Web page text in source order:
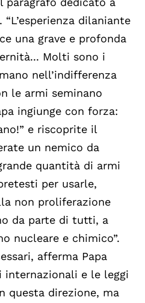
dilaniante
una grave e profonda
Molti sono i
nell’indifferenza
le armi seminano
ingiunge con forza:
e riscoprite il
un nemico da
quantità di armi
per usarle,
non proliferazione
da parte di tutti, a
nucleare e chimico”.
afferma Papa
internazionali e le leggi
questa direzione, ma